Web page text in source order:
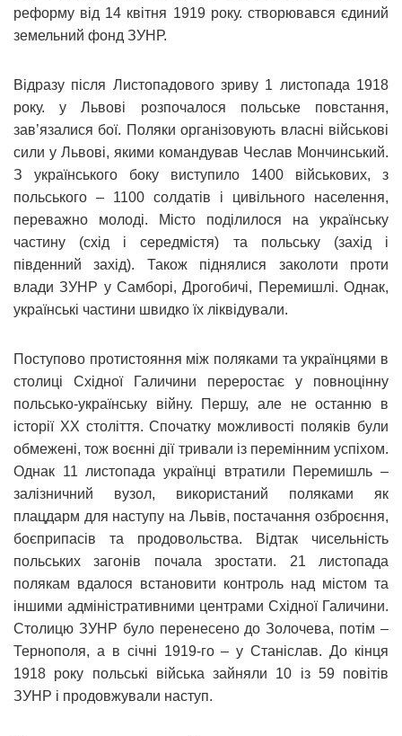
реформу від 14 квітня 1919 року. створювався єдиний
земельний фонд ЗУНР.
Відразу після Листопадового зриву 1 листопада 1918
року. у Львові розпочалося польське повстання,
зав’язалися бої. Поляки організовують власні військові
сили у Львові, якими командував Чеслав Мончинський.
З українського боку виступило 1400 військових, з
польського – 1100 солдатів і цивільного населення,
переважно молоді. Місто поділилося на українську
частину (схід і середмістя) та польську (захід і
південний захід). Також піднялися заколоти проти
влади ЗУНР у Самборі, Дрогобичі, Перемишлі. Однак,
українські частини швидко їх ліквідували.
Поступово протистояння між поляками та українцями в
столиці Східної Галичини переростає у повноцінну
польсько-українську війну. Першу, але не останню в
історії ХХ століття. Спочатку можливості поляків були
обмежені, тож воєнні дії тривали із перемінним успіхом.
Однак 11 листопада українці втратили Перемишль –
залізничний вузол, використаний поляками як
плацдарм для наступу на Львів, постачання озброєння,
боєприпасів та продовольства. Відтак чисельність
польських загонів почала зростати. 21 листопада
полякам вдалося встановити контроль над містом та
іншими адміністративними центрами Східної Галичини.
Столицю ЗУНР було перенесено до Золочева, потім –
Тернополя, а в січні 1919-го – у Станіслав. До кінця
1918 року польські війська зайняли 10 із 59 повітів
ЗУНР і продовжували наступ.